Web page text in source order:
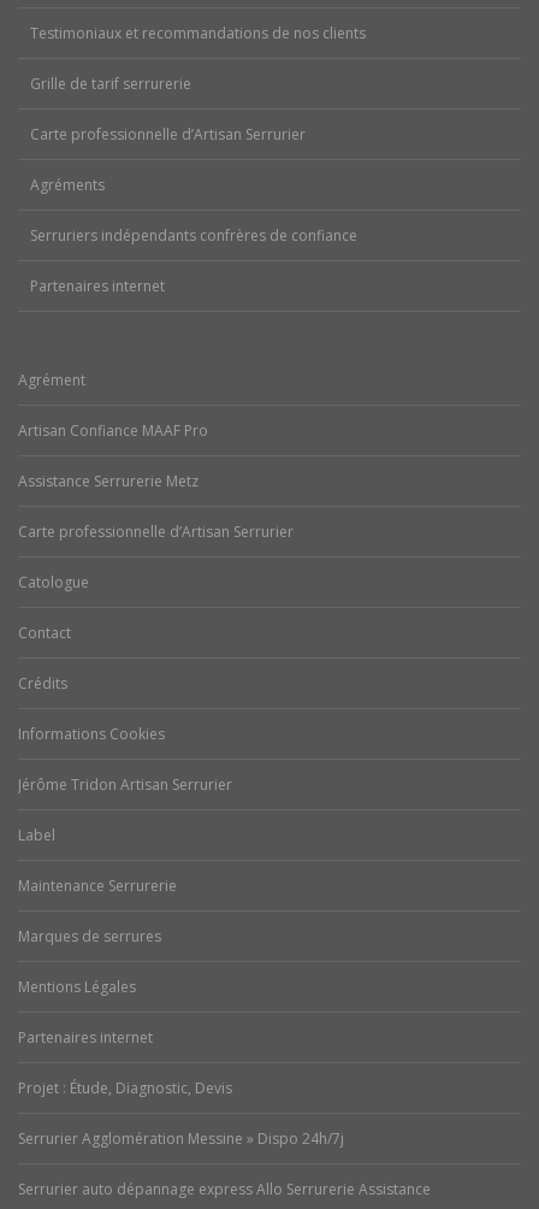
Testimoniaux et recommandations de nos clients
Grille de tarif serrurerie
Carte professionnelle d’Artisan Serrurier
Agréments
Serruriers indépendants confrères de confiance
Partenaires internet
Agrément
Artisan Confiance MAAF Pro
Assistance Serrurerie Metz
Carte professionnelle d’Artisan Serrurier
Catologue
Contact
Crédits
Informations Cookies
Jérôme Tridon Artisan Serrurier
Label
Maintenance Serrurerie
Marques de serrures
Mentions Légales
Partenaires internet
Projet : Étude, Diagnostic, Devis
Serrurier Agglomération Messine » Dispo 24h/7j
Serrurier auto dépannage express Allo Serrurerie Assistance